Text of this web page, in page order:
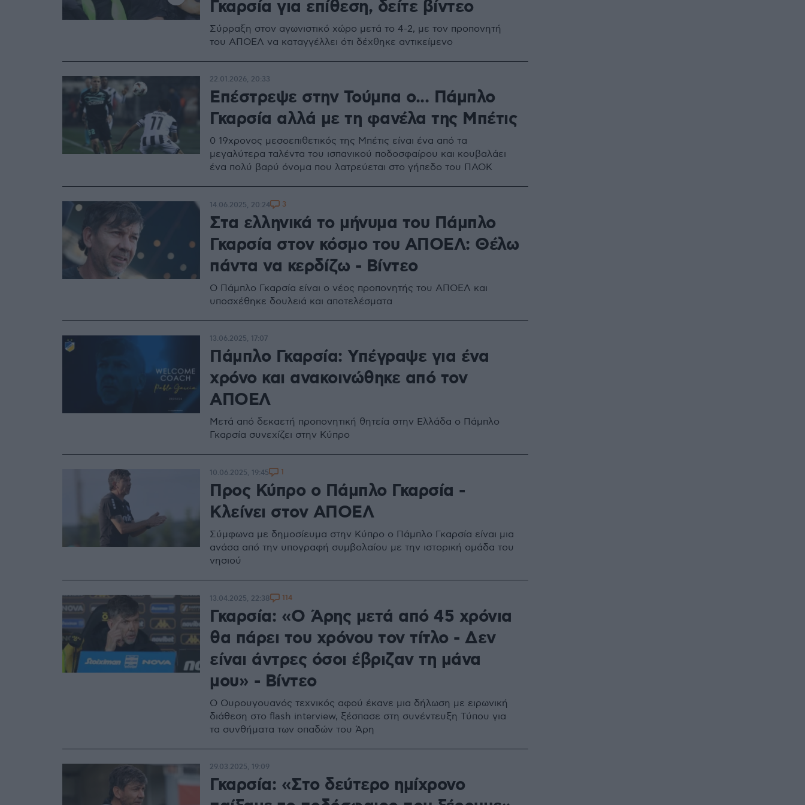
Γκαρσία για επίθεση, δείτε βίντεο
Σύρραξη στον αγωνιστικό χώρο μετά το 4-2, με τον προπονητή
του ΑΠΟΕΛ να καταγγέλλει ότι δέχθηκε αντικείμενο
Επέστρεψε στην Τούμπα ο... Πάμπλο
Γκαρσία αλλά με τη φανέλα της Μπέτις
0 19χρονος μεσοεπιθετικός της Μπέτις είναι ένα από τα
μεγαλύτερα ταλέντα του ισπανικού ποδοσφαίρου και κουβαλάει
ένα πολύ βαρύ όνομα που λατρεύεται στο γήπεδο του ΠΑΟΚ
22.01.2026, 20:33
Στα ελληνικά το μήνυμα του Πάμπλο
Γκαρσία στον κόσμο του ΑΠΟΕΛ: Θέλω
πάντα να κερδίζω - Βίντεο
Ο Πάμπλο Γκαρσία είναι ο νέος προπονητής του ΑΠΟΕΛ και
υποσχέθηκε δουλειά και αποτελέσματα
14.06.2025, 20:24 3
Πάμπλο Γκαρσία: Υπέγραψε για ένα
χρόνο και ανακοινώθηκε από τον
ΑΠΟΕΛ
Μετά από δεκαετή προπονητική θητεία στην Ελλάδα ο Πάμπλο
Γκαρσία συνεχίζει στην Κύπρο
13.06.2025, 17:07
Προς Κύπρο ο Πάμπλο Γκαρσία -
Κλείνει στον ΑΠΟΕΛ
Σύμφωνα με δημοσίευμα στην Κύπρο ο Πάμπλο Γκαρσία είναι μια
ανάσα από την υπογραφή συμβολαίου με την ιστορική ομάδα του
νησιού
10.06.2025, 19:45 1
Γκαρσία: «Ο Άρης μετά από 45 χρόνια
θα πάρει του χρόνου τον τίτλο - Δεν
είναι άντρες όσοι έβριζαν τη μάνα
μου» - Βίντεο
Ο Ουρουγουανός τεχνικός αφού έκανε μια δήλωση με ειρωνική
διάθεση στο flash interview, ξέσπασε στη συνέντευξη Τύπου για
τα συνθήματα των οπαδών του Άρη
13.04.2025, 22:38 114
Γκαρσία: «Στο δεύτερο ημίχρονο
29.03.2025, 19:09